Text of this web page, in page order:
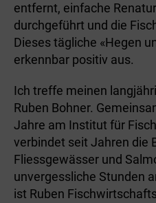
entfernt, einfache
durchgeführt und die
Dieses tägliche «Hegen
erkennbar positiv aus.
Ich treffe meinen
Ruben Bohner.
Jahre am Institut für
verbindet seit Jahren die
Fliessgewässer und
unvergessliche Stunden
ist Ruben